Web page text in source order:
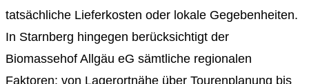
tatsächliche Lieferkosten oder lokale Gegebenheiten.
In Starnberg hingegen berücksichtigt der
Biomassehof Allgäu eG sämtliche regionalen
Faktoren: von Lagerortnähe über Tourenplanung bis